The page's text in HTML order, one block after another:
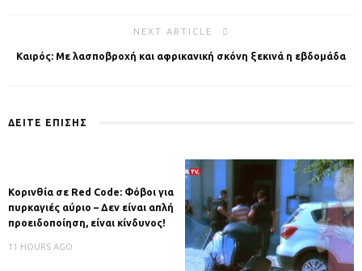
NEXT ARTICLE
Καιρός: Με λασποβροχή και αφρικανική σκόνη ξεκινά η εβδομάδα
ΔΕΙΤΕ ΕΠΙΣΗΣ
Κορινθία σε Red Code: Φόβοι για
πυρκαγιές αύριο – Δεν είναι απλή
προειδοποίηση, είναι κίνδυνος!
11 HOURS AGO